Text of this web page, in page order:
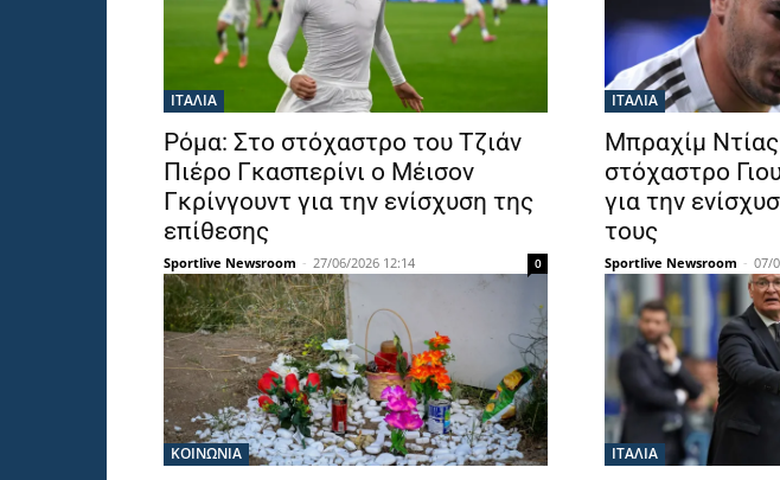
ΙΤΑΛΙΑ
Ρόμα: Στο στόχαστρο του Τζιάν
Πιέρο Γκασπερίνι ο Μέισον
Γκρίνγουντ για την ενίσχυση της
επίθεσης
Sportlive Newsroom - 27/06/2026 12:14 0
ΙΤΑΛΙΑ
Μπραχίμ
στόχαστρο
για την
τους
Sportlive Newsroom - 07/
ΚΟΙΝΩΝΙΑ ΙΤΑΛΙΑ